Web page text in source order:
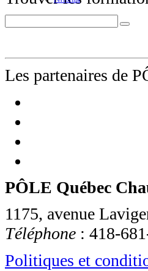
Les partenaires de
PÔLE Québec
1175, avenue
Téléphone : 418-
Politiques et